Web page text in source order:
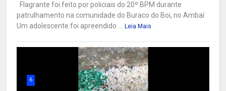
Flagrante foi feito por policiais do 20º BPM durante
patrulhamento na comunidade do Buraco do Boi, no Ambaí
Um adolescente foi apreendido ... Leia Mais
6